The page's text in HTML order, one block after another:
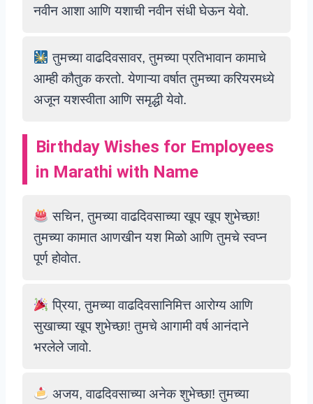
नवीन आशा आणि यशाची नवीन संधी घेऊन येवो.
तुमच्या वाढदिवसावर, तुमच्या प्रतिभावान कामाचे
आम्ही कौतुक करतो. येणाऱ्या वर्षात तुमच्या करियरमध्ये
अजून यशस्वीता आणि समृद्धी येवो.
Birthday Wishes for Employees
in Marathi with Name
सचिन, तुमच्या वाढदिवसाच्या खूप खूप शुभेच्छा!
तुमच्या कामात आणखीन यश मिळो आणि तुमचे स्वप्न
पूर्ण होवोत.
प्रिया, तुमच्या वाढदिवसानिमित्त आरोग्य आणि
सुखाच्या खूप शुभेच्छा! तुमचे आगामी वर्ष आनंदाने
भरलेले जावो.
अजय, वाढदिवसाच्या अनेक शुभेच्छा! तुमच्या